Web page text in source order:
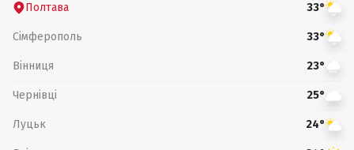
Полтава 33°
Сімферополь 33°
Вінниця 23°
Чернівці 25°
Луцьк 24°